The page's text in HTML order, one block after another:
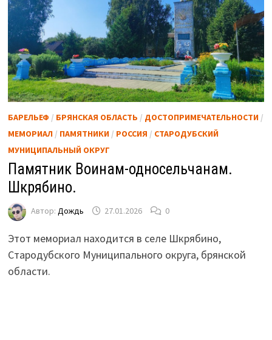
БАРЕЛЬЕФ / БРЯНСКАЯ ОБЛАСТЬ / ДОСТОПРИМЕЧАТЕЛЬНОСТИ/
МЕМОРИАЛ/ ПАМЯТНИКИ/ РОССИЯ / СТАРОДУБСКИЙ
МУНИЦИПАЛЬНЫЙ ОКРУГ
Памятник Воинам-односельчанам.
Шкрябино.
Автор: Дождь 27.01.2026 0
Этот мемориал находится в селе Шкрябино,
Стародубского Муниципального округа, брянской
области.